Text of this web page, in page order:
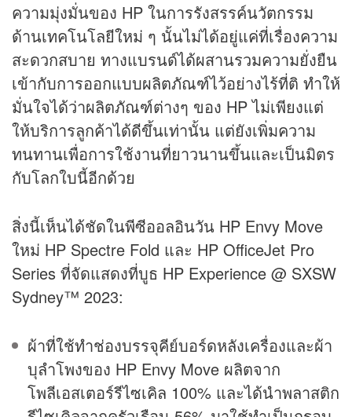
ความมุ่งมั่นของ HP ในการรังสรรค์นวัตกรรม
ด้านเทคโนโลยีใหม่ ๆ นั้นไม่ได้อยู่แค่ที่เรื่องความ
สะดวกสบาย ทางแบรนด์ได้ผสานรวมความยั่งยืน
เข้ากับการออกแบบผลิตภัณฑ์ไว้อย่างไร้ที่ติ ทำให้
มั่นใจได้ว่าผลิตภัณฑ์ต่างๆ ของ HP ไม่เพียงแต่
ให้บริการลูกค้าได้ดีขึ้นเท่านั้น แต่ยังเพิ่มความ
ทนทานเพื่อการใช้งานที่ยาวนานขึ้นและเป็นมิตร
กับโลกใบนี้อีกด้วย
สิ่งนี้เห็นได้ชัดในพีซีออลอินวัน HP Envy Move
ใหม่ HP Spectre Fold และ HP OfficeJet Pro
Series ที่จัดแสดงที่บูธ HP Experience @ SXSW
Sydney™ 2023:
ผ้าที่ใช้ทำช่องบรรจุคีย์บอร์ดหลังเครื่องและผ้า
บุลำโพงของ HP Envy Move ผลิตจาก
โพลีเอสเตอร์รีไซเคิล 100% และได้นำพลาสติก